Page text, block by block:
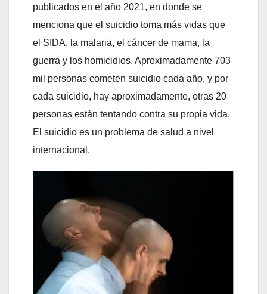
publicados en el año 2021, en donde se
menciona que el suicidio toma más vidas que
el SIDA, la malaria, el cáncer de mama, la
guerra y los homicidios. Aproximadamente 703
mil personas cometen suicidio cada año, y por
cada suicidio, hay aproximadamente, otras 20
personas están tentando contra su propia vida.
El suicidio es un problema de salud a nivel
internacional.